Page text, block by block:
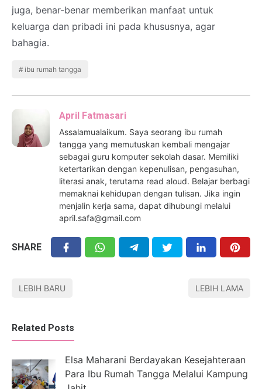
juga, benar-benar memberikan manfaat untuk
keluarga dan pribadi ini pada khususnya, agar
bahagia.
ibu rumah tangga
April Fatmasari
Assalamualaikum. Saya seorang ibu rumah
tangga yang memutuskan kembali mengajar
sebagai guru komputer sekolah dasar. Memiliki
ketertarikan dengan kepenulisan, pengasuhan,
literasi anak, terutama read aloud. Belajar berbagi
memaknai kehidupan dengan tulisan. Jika ingin
menjalin kerja sama, dapat dihubungi melalui
april.safa@gmail.com
SHARE
LEBIH BARU LEBIH LAMA
Related Posts
Elsa Maharani Berdayakan Kesejahteraan
Para Ibu Rumah Tangga Melalui Kampung